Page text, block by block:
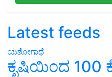
Latest feeds
ಯಶೋಗಾಥೆ
ಕೃಷಿಯಿಂದ 100